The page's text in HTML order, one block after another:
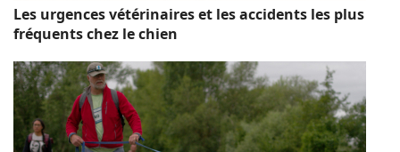
Les urgences vétérinaires et les accidents les plus
fréquents chez le chien